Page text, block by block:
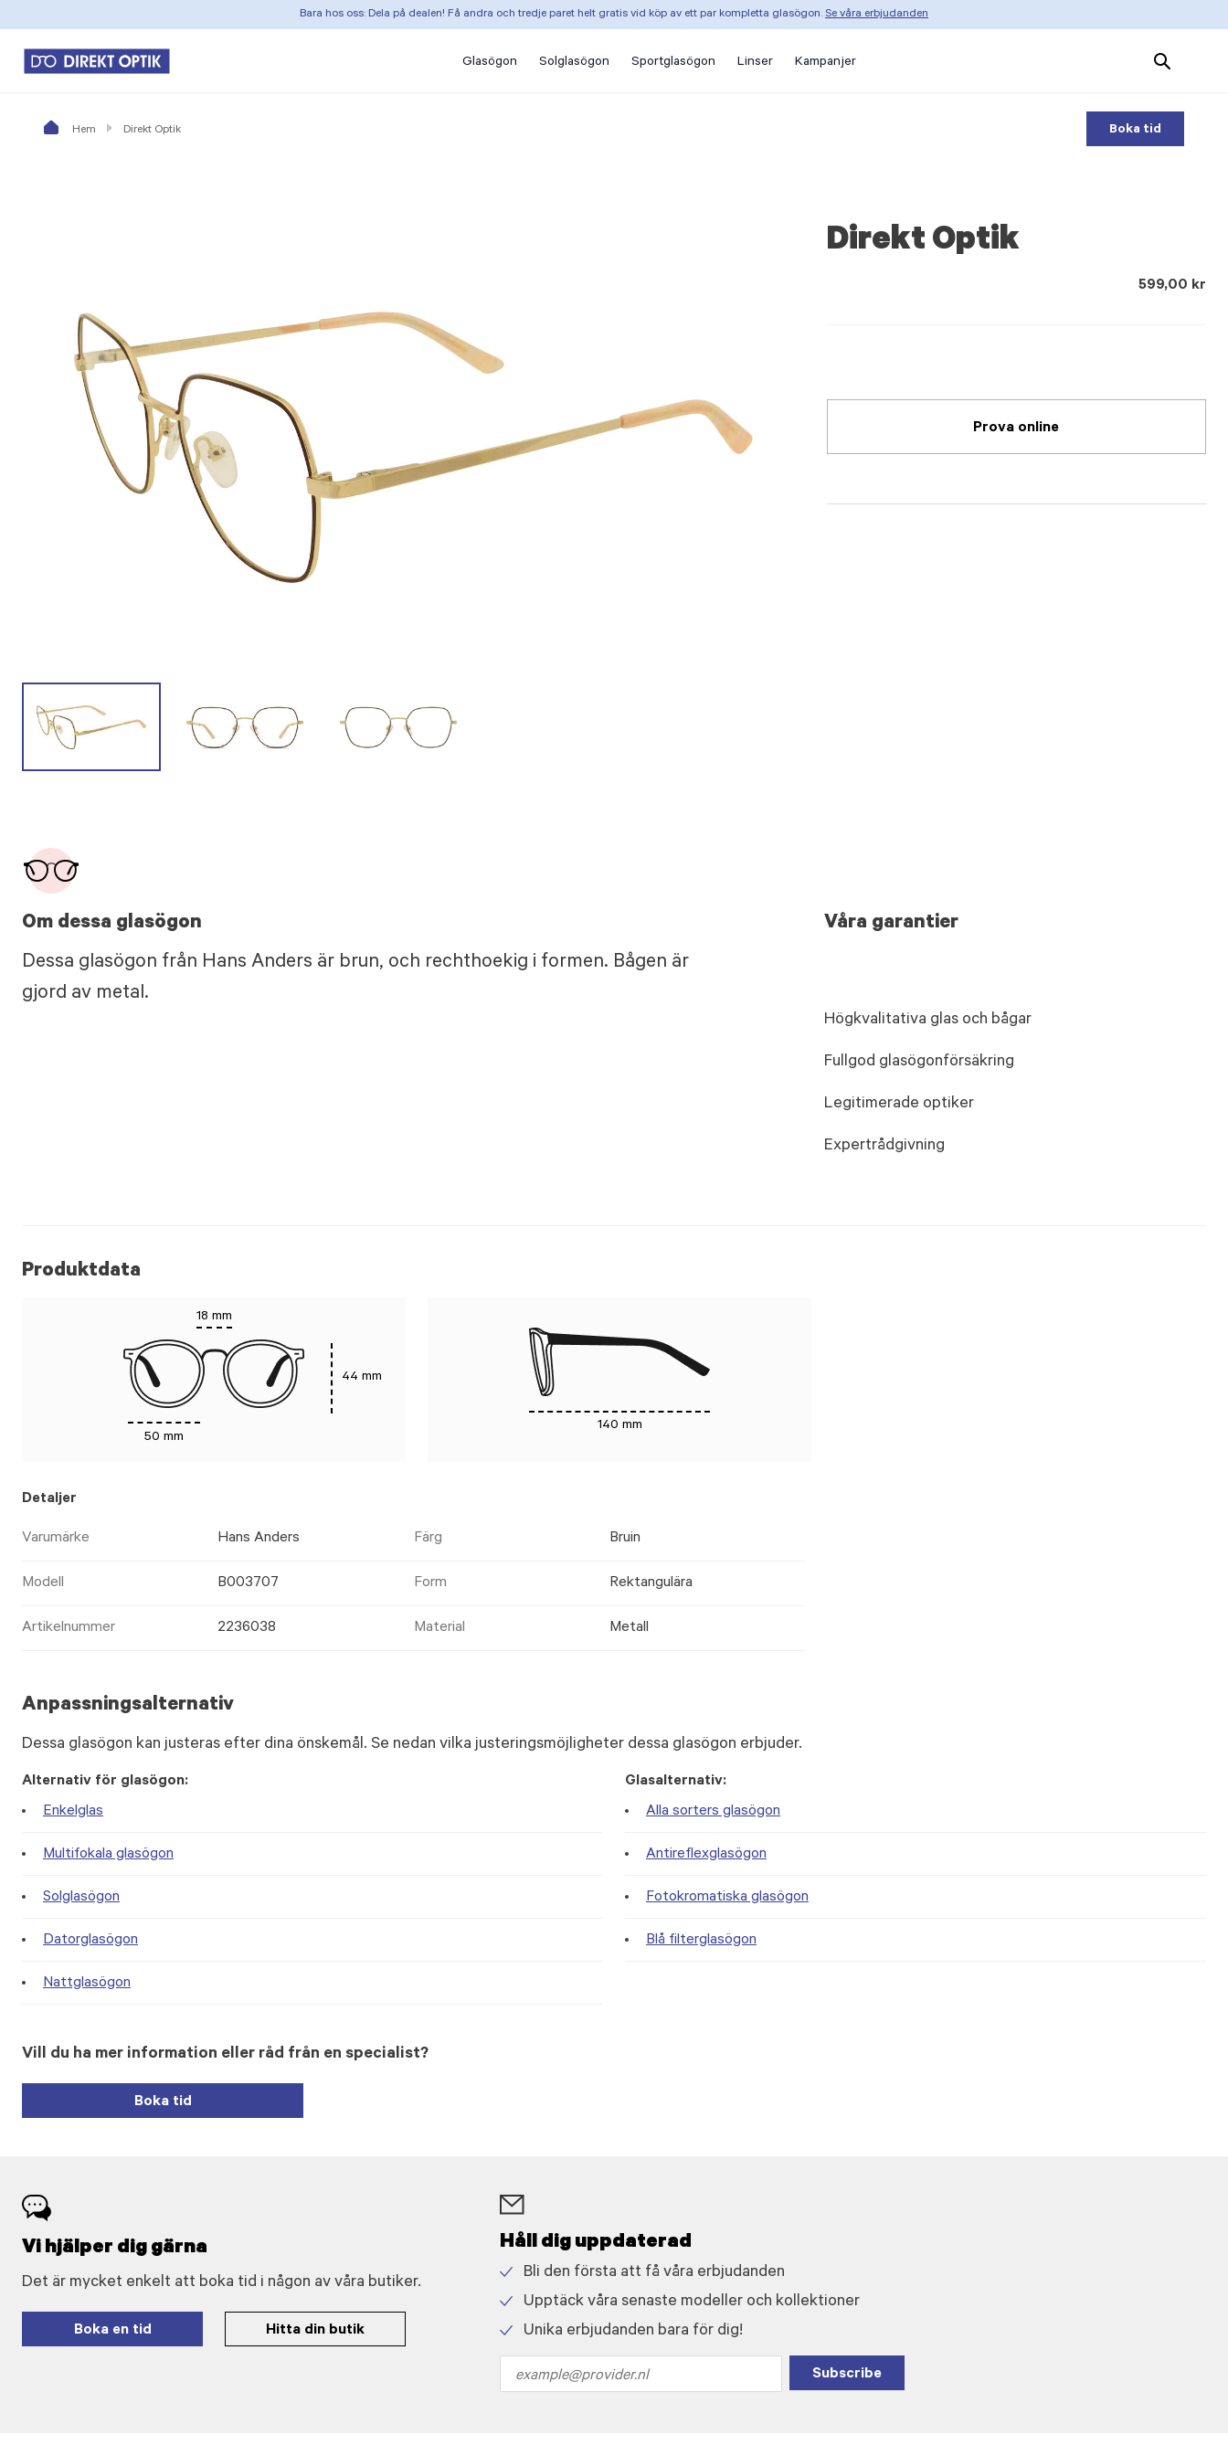
Bara hos oss: Dela på dealen! Få andra och tredje paret helt gratis vid köp av ett par kompletta glasögon. Se våra erbjudanden
Glasögon Solglasögon Sportglasögon Linser Kampanjer
Search
Products
Hem Direkt Optik Boka tid
Direkt Optik
599,00 kr
Prova online
Om dessa glasögon
Dessa glasögon från Hans Anders är brun, och rechthoekig i formen. Bågen är
gjord av metal.
Våra garantier
Högkvalitativa glas och bågar
Fullgod glasögonförsäkring
Legitimerade optiker
Expertrådgivning
Produktdata
18 mm
50 mm
44 mm
140 mm
Detaljer
Varumärke Hans Anders Färg Bruin
Modell B003707 Form Rektangulära
Artikelnummer 2236038 Material Metall
Anpassningsalternativ
Dessa glasögon kan justeras efter dina önskemål. Se nedan vilka justeringsmöjligheter dessa glasögon erbjuder.
Alternativ för glasögon:
Enkelglas
Multifokala glasögon
Solglasögon
Datorglasögon
Nattglasögon
Glasalternativ:
Alla sorters glasögon
Antireflexglasögon
Fotokromatiska glasögon
Blå filterglasögon
Vill du ha mer information eller råd från en specialist?
Boka tid
Vi hjälper dig gärna
Det är mycket enkelt att boka tid i någon av våra butiker.
Boka en tid Hitta din butik
Håll dig uppdaterad
icon
Bli den första att få våra erbjudanden
icon
Upptäck våra senaste modeller och kollektioner
Unika erbjudanden bara för dig!
address
Subscribe